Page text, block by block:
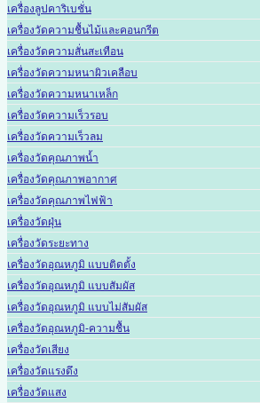
เครื่องลูปคาริเบชั่น
เครื่องวัดความชื้นไม้และคอนกรีต
เครื่องวัดความสั่นสะเทือน
เครื่องวัดความหนาผิวเคลือบ
เครื่องวัดความหนาเหล็ก
เครื่องวัดความเร็วรอบ
เครื่องวัดความเร็วลม
เครื่องวัดคุณภาพน้ำ
เครื่องวัดคุณภาพอากาศ
เครื่องวัดคุณภาพไฟฟ้า
เครื่องวัดฝุ่น
เครื่องวัดระยะทาง
เครื่องวัดอุณหภูมิ แบบติดตั้ง
เครื่องวัดอุณหภูมิ แบบสัมผัส
เครื่องวัดอุณหภูมิ แบบไม่สัมผัส
เครื่องวัดอุณหภูมิ-ความชื้น
เครื่องวัดเสียง
เครื่องวัดแรงดึง
เครื่องวัดแสง